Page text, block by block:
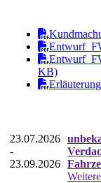
KB)
23.07.2026
-
23.09.2026